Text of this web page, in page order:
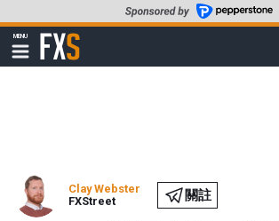
至
要
MENU
顯
示
FXStreet
Clay Webster
FXStreet
關註